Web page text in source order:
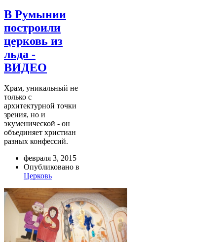
В Румынии
построили
церковь из
льда -
ВИДЕО
Храм, уникальный не
только с
архитектурной точки
зрения, но и
экуменической - он
объединяет христиан
разных конфессий.
февраля 3, 2015
Опубликовано в
Церковь